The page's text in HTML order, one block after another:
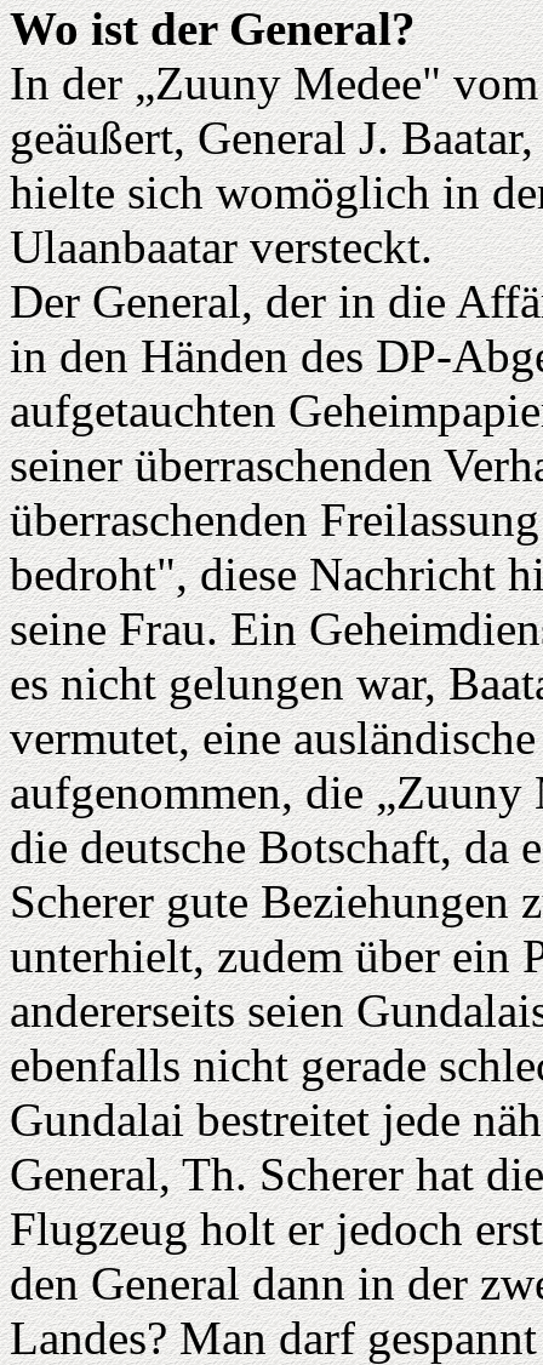
Wo ist der General?
In der „Zuuny Medee"
geäußert, General J.
hielte sich womöglich in
Ulaanbaatar versteckt.
Der General, der in die
in den Händen des DP-
aufgetauchten
seiner überraschenden
überraschenden
bedroht", diese Nachricht
seine Frau. Ein
es nicht gelungen war,
vermutet, eine
aufgenommen, die
die deutsche Botschaft, da
Scherer gute Beziehungen
unterhielt, zudem über ein
andererseits seien
ebenfalls nicht gerade
Gundalai bestreitet jede
General, Th. Scherer hat
Flugzeug holt er jedoch
den General dann in der
Landes? Man darf